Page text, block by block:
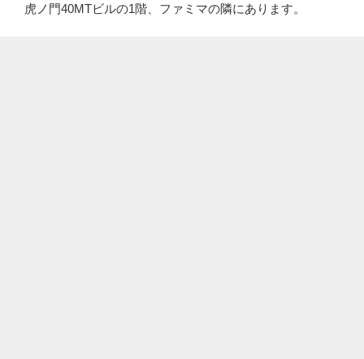
虎ノ門40MTビルの1階、ファミマの隣にあります。